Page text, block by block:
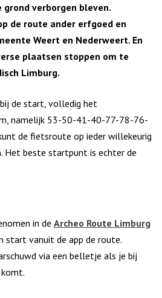
verborgen bleven.
de route ander erfgoed en
Weert en Nederweert. En
plaatsen stoppen om te
Limburg.
de start, volledig het
namelijk 53-50-41-40-77-78-76-
de fietsroute op ieder willekeurig
Het beste startpunt is echter de
in de Archeo Route Limburg
start vanuit de app de route.
via een belletje als je bij